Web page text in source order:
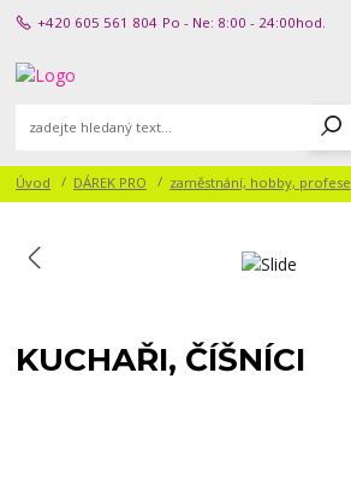
+420 605 561 804 Po - Ne: 8:00 - 24:00hod.
Úvod DÁREK PRO zaměstnání, hobby, profese
KUCHAŘI, ČÍŠNÍCI